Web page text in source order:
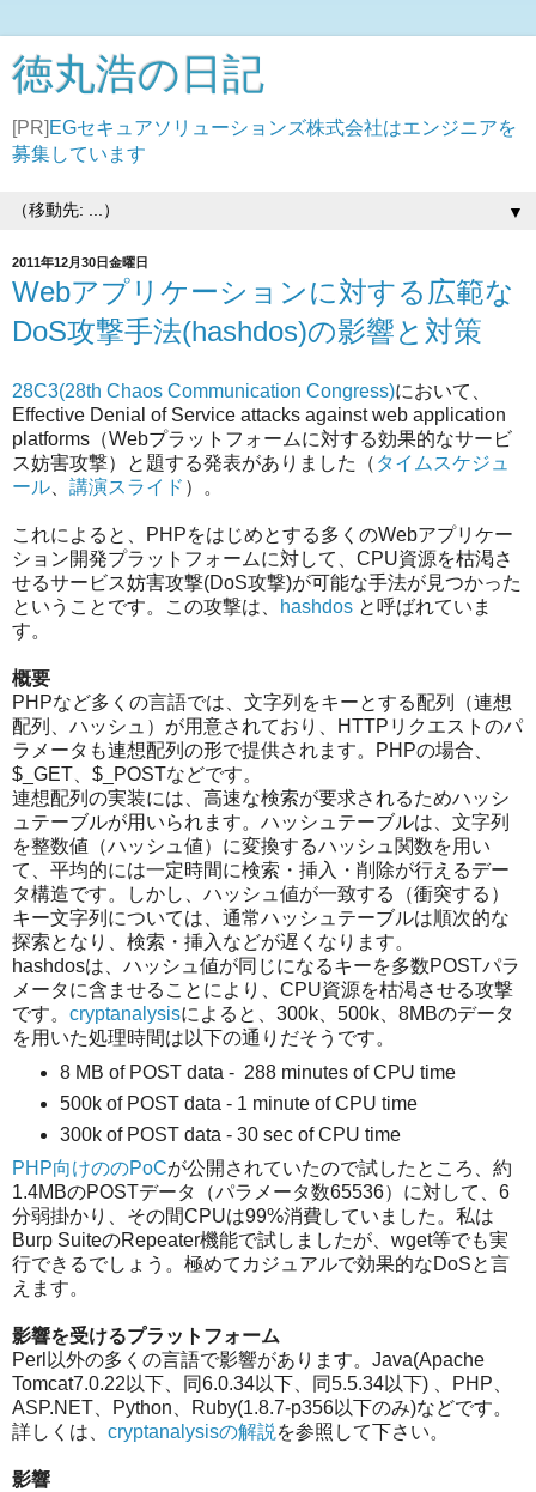
徳丸浩の日記
[PR] EGセキュアソリューションズ株式会社はエンジニアを
募集しています
▼
2011年12月30日金曜日
Webアプリケーションに対する広範な
DoS攻撃手法(hashdos)の影響と対策
28C3(28th Chaos Communication Congress)において、
Effective Denial of Service attacks against web application
platforms（Webプラットフォームに対する効果的なサービ
ス妨害攻撃）と題する発表がありました（ タイムスケジュ
ール
講演スライド ）。
これによると、PHPをはじめとする多くのWebアプリケー
ション開発プラットフォームに対して、CPU資源を枯渇さ
せるサービス妨害攻撃(DoS攻撃)が可能な手法が見つかった
ということです。この攻撃は、
hashdos と呼ばれていま
す。
概要
PHPなど多くの言語では、文字列をキーとする配列（連想
配列、ハッシュ）が用意されており、HTTPリクエストのパ
ラメータも連想配列の形で提供されます。PHPの場合、
$_GET、$_POSTなどです。
連想配列の実装には、高速な検索が要求されるためハッシ
ュテーブルが用いられます。ハッシュテーブルは、文字列
を整数値（ハッシュ値）に変換するハッシュ関数を用い
て、平均的には一定時間に検索・挿入・削除が行えるデー
タ構造です。しかし、ハッシュ値が一致する（衝突する）
キー文字列については、通常ハッシュテーブルは順次的な
探索となり、検索・挿入などが遅くなります。
hashdosは、ハッシュ値が同じになるキーを多数POSTパラ
メータに含ませることにより、CPU資源を枯渇させる攻撃
です。 cryptanalysisによると、300k、500k、8MBのデータ
を用いた処理時間は以下の通りだそうです。
8 MB of POST data - 288 minutes of CPU time
500k of POST data - 1 minute of CPU time
300k of POST data - 30 sec of CPU time
PHP向けののPoCが公開されていたので試したところ、約
1.4MBのPOSTデータ（パラメータ数65536）に対して、6
分弱掛かり、その間CPUは99%消費していました。私は
Burp SuiteのRepeater機能で試しましたが、wget等でも実
行できるでしょう。極めてカジュアルで効果的なDoSと言
えます。
影響を受けるプラットフォーム
Perl以外の多くの言語で影響があります。Java(Apache
Tomcat7.0.22以下、同6.0.34以下、同5.5.34以下) 、PHP、
ASP.NET、Python、Ruby(1.8.7-p356以下のみ)などです。
詳しくは、 cryptanalysisの解説を参照して下さい。
影響